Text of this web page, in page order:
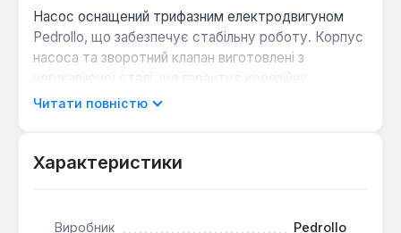
Насос оснащений трифазним електродвигуном
Pedrollo, що забезпечує стабільну роботу. Корпус
насоса та зворотний клапан виготовлені з
нержавіючої сталі, що гарантує корозійну
стійкість та довговічність. Робочі колеса виконані
продуктивності до 15 куб. м/год. Наявність
Читати повністю
Характеристики
Виробник Pedrollo